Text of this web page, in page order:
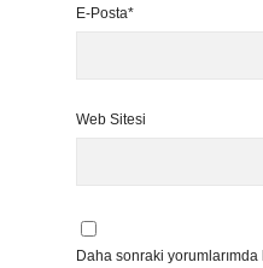
E-Posta*
Web Sitesi
Daha sonraki yorumlarımda